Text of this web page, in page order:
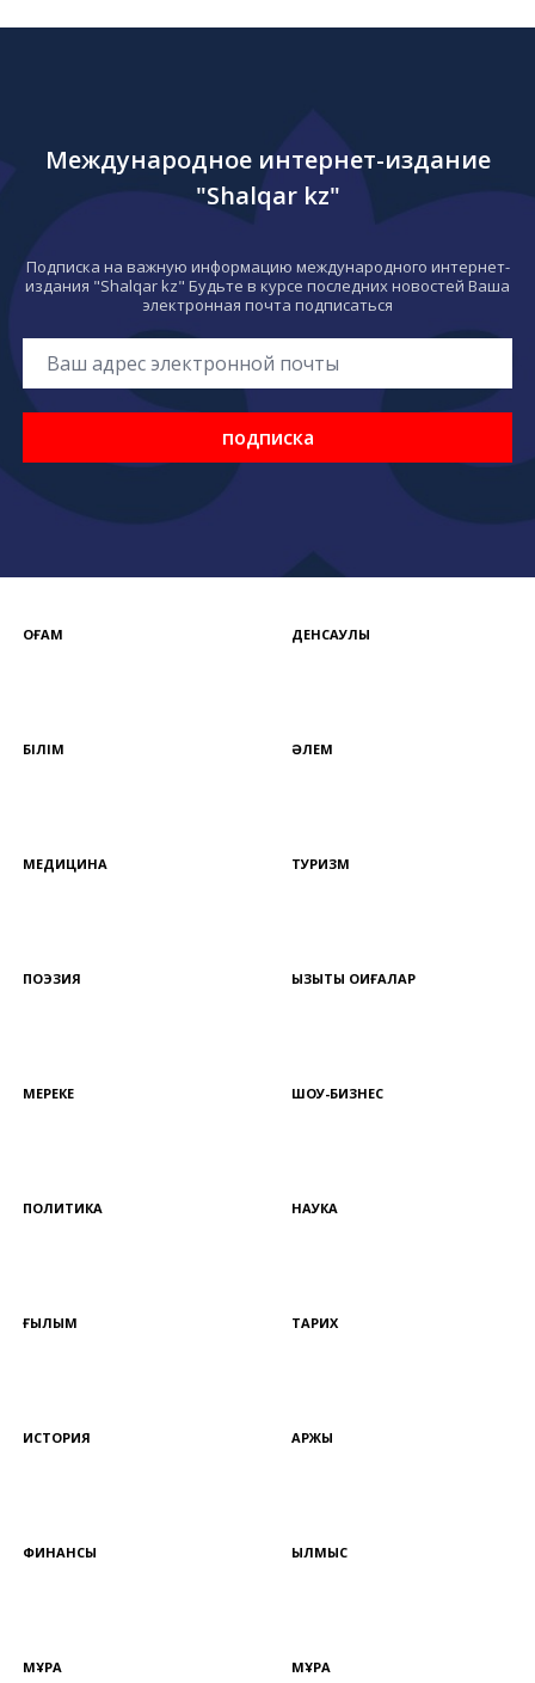
Международное интернет-издание
"Shalqar kz"
Подписка на важную информацию международного интернет-
издания "Shalqar kz" Будьте в курсе последних новостей Ваша
электронная почта подписаться
подписка
ҚОҒАМ ДЕНСАУЛЫҚ
БІЛІМ ӘЛЕМ
МЕДИЦИНА ТУРИЗМ
ПОЭЗИЯ ҚЫЗЫҚТЫ ОҚИҒАЛАР
МЕРЕКЕ ШОУ-БИЗНЕС
ПОЛИТИКА НАУКА
ҒЫЛЫМ ТАРИХ
ИСТОРИЯ ҚАРЖЫ
ФИНАНСЫ ҚЫЛМЫС
МҰРА МҰРА